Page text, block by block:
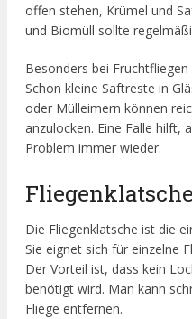
offen stehen, Krümel und
und Biomüll sollte
Besonders bei
Schon kleine Saftreste in
oder Mülleimern können
anzulocken. Eine Falle hilft,
Problem immer wieder.
Fliegenklatsche
Die Fliegenklatsche ist die
Sie eignet sich für einzelne
Der Vorteil ist, dass kein
benötigt wird. Man kann
Fliege entfernen.